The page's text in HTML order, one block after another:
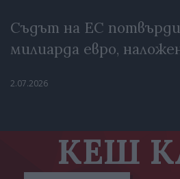
Съдът на ЕС потвърди
милиарда евро,
2.07.2026
КЕШ